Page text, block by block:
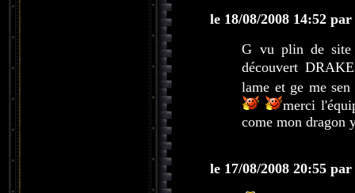
le 18/08/2008 14:52 par
G vu plin de site
découvert
lame et ge me
merci
come mon dragon
le 17/08/2008 20:55 par